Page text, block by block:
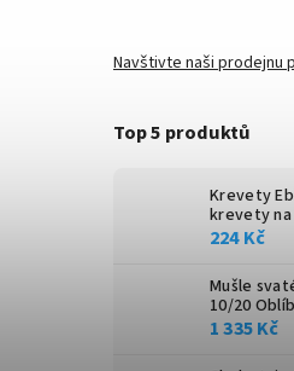
Navštivte naši prodejnu
Top 5 produktů
Krevety
krevety
224 Kč
Mušle
10/20
1 335 Kč